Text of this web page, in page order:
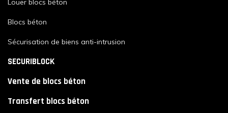
Blocs béton
Sécurisation de biens anti-intrusion
SECURIBLOCK
Vente de blocs béton
Transfert blocs béton